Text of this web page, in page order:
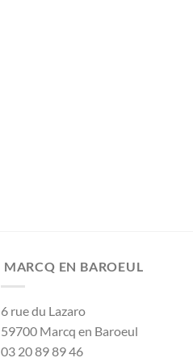
MARCQ EN BAROEUL
6 rue du Lazaro
59700 Marcq en Baroeul
03 20 89 89 46